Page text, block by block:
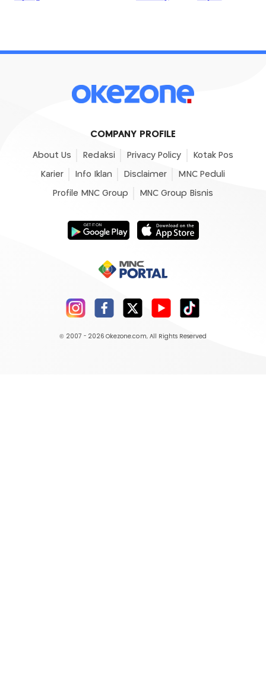
COMPANY PROFILE
About Us Redaksi Privacy Policy Kotak Pos
Karier Info Iklan Disclaimer MNC Peduli
Profile MNC Group MNC Group Bisnis
© 2007 - 2026 Okezone.com, All Rights Reserved